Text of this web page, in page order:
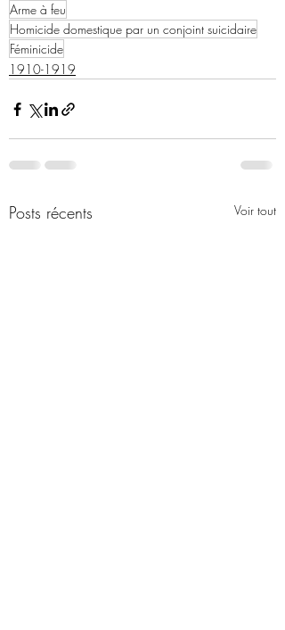
Arme à feu
Homicide domestique par un conjoint suicidaire
Féminicide
1910-1919
Posts récents Voir tout